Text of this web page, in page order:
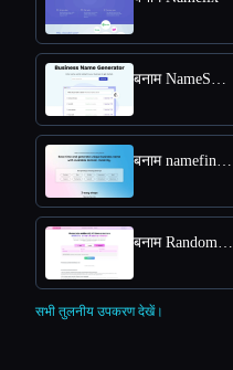
बनाम NameSnack
बनाम namefinder AI
बनाम RandomX AI
सभी तुलनीय उपकरण देखें।